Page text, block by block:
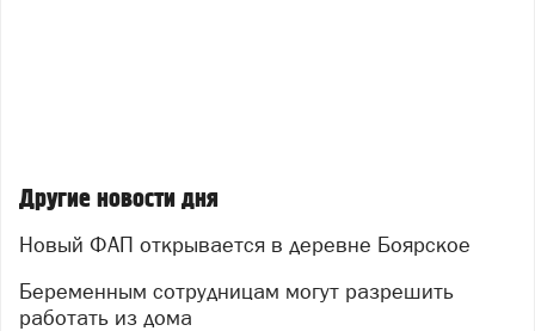
Другие новости дня
Новый ФАП открывается в деревне Боярское
Беременным сотрудницам могут разрешить
работать из дома